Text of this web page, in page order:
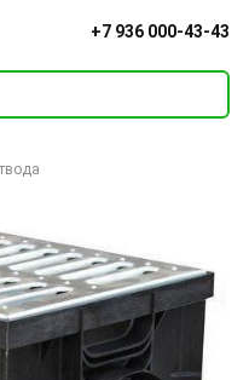
+7 936 000-43-43